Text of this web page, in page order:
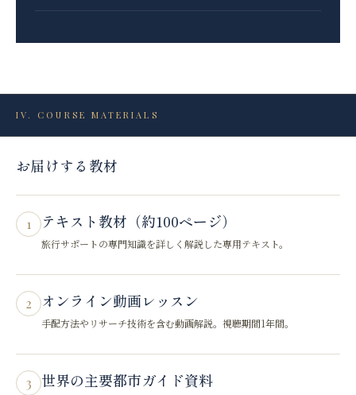
IV. COURSE MATERIALS
お届けする教材
1 テキスト教材（約100ページ）
旅行サポートの専門知識を詳しく解説した専用テキスト。
2 オンライン動画レッスン
手配方法やリサーチ技術を含む動画解説。視聴期間1年間。
3 世界の主要都市ガイド資料